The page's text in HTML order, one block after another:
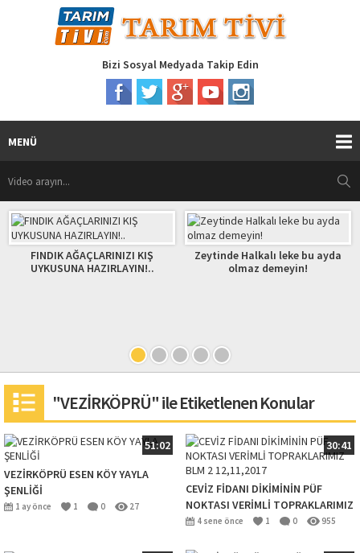
Bizi Sosyal Medyada Takip Edin
MENÜ
KIŞ
Zeytinde Halkalı leke bu ayda
olmaz demeyin!
"VEZİRKÖPRÜ" ile Etiketlenen Konular
51:02
VEZİRKÖPRÜ ESEN KÖY YAYLA
ŞENLİĞİ
1 ay önce 1 0 27
30:41
CEVİZ FİDANI DİKİMİNİN PÜF
NOKTASI VERİMLİ TOPRAKLARIMIZ
BLM 2 12,11,2017
4 sene önce 1 0 955